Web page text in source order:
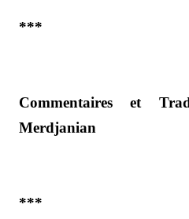
***
Commentaires et
Merdjanian
***